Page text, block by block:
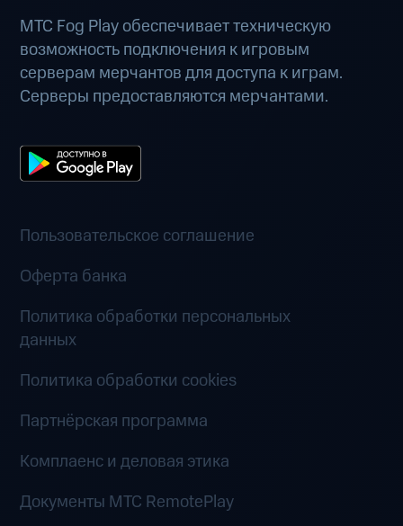
МТС Fog Play обеспечивает техническую
возможность подключения к игровым
серверам мерчантов для доступа к играм.
Серверы предоставляются мерчантами.
Пользовательское соглашение
Оферта банка
Политика обработки персональных
данных
Политика обработки cookies
Партнёрская программа
Комплаенс и деловая этика
Документы MTC RemotePlay